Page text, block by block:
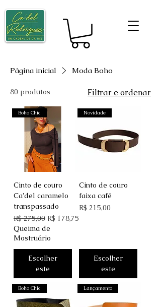
Página inicial Moda Boho
80 produtos Filtrar e ordenar
Boho Chic
Cinto de couro
Ca'del caramelo
transpassado
Preço normal
R$ 275,00 Preço promocional
R$ 178,75
Queima de
Mostruário
Escolher
este
Novidade
Cinto de couro
faixa café
Preço
R$ 215,00
Escolher
este
Boho Chic Lançamento